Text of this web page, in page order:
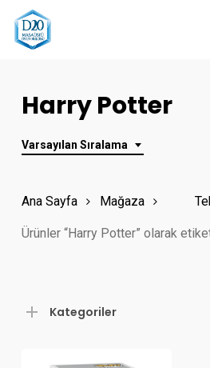
Skip
Harry Potter
Varsayılan Sıralama
Ana Sayfa Mağaza
Ürünler “Harry Potter” olarak
Kategoriler